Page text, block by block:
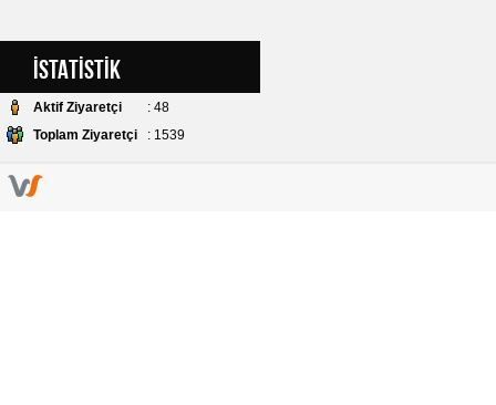
- TÜRKİYE NİN HER YERİNE
KARGO BEDELİ SADECE 5 TL
İSTATİSTİK
Aktif Ziyaretçi
: 48
Toplam Ziyaretçi
: 1539